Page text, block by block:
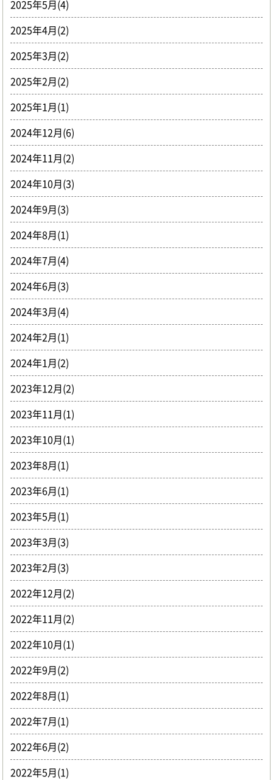
2025年5月(4)
2025年4月(2)
2025年3月(2)
2025年2月(2)
2025年1月(1)
2024年12月(6)
2024年11月(2)
2024年10月(3)
2024年9月(3)
2024年8月(1)
2024年7月(4)
2024年6月(3)
2024年3月(4)
2024年2月(1)
2024年1月(2)
2023年12月(2)
2023年11月(1)
2023年10月(1)
2023年8月(1)
2023年6月(1)
2023年5月(1)
2023年3月(3)
2023年2月(3)
2022年12月(2)
2022年11月(2)
2022年10月(1)
2022年9月(2)
2022年8月(1)
2022年7月(1)
2022年6月(2)
2022年5月(1)